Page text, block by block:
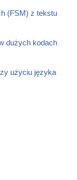
(FSM) z tekstu
dużych kodach
użyciu języka